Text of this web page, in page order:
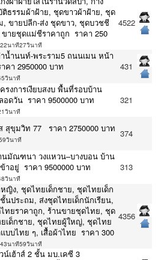
ติธรรมผ้าฝ้าย, ชุดขาวผ้าฝ้าย, ชุด
ขายปลีก-ส่ง ชุดขาว, ชุดบวชชี
ายชุดแม่ชีราคาถูก ราคา 250
นาที27วินาที
4522
น้ำนนท์-พระราม5 ถนนเมน หน้า
คา 2950000 บาท
วินาที
431
รงการเงียบสงบ พื้นที่รอบบ้าน
อดวัน ราคา 9500000 บาท
วินาที
321
สุขุมวิท 77 ราคา 2750000 บาท
วินาที
374
นมัณฑนา วงแหวน–บางบอน บ้าน
าอยู่ ราคา 9500000 บาท
วินาที
313
ญิง, ชุดไทยเด็กชาย, ชุดไทยเด็ก
นประถม, ส่งชุดไทยเด็กนักเรียน,
ทยราคาถูก, ร้านขายชุดไทย, ชุด
เด็กชาย, ชุดไทยผู้ใหญ่, ชุดไทย
บบไทย ๆ, เสื้อผ้าไทย ราคา 300
นาที59วินาที
4356
น์เฮ้าส์ 2 ชั้น มบ.เคซี 3